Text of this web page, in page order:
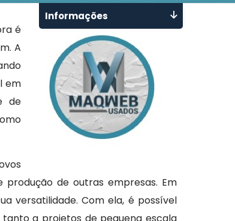
é
A
em
de
produção de outras empresas. Em
versatilidade. Com ela, é possível
Informações